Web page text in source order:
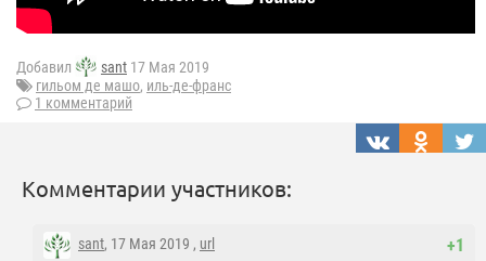
Добавил sant 17 Мая 2019
гильом де машо, иль-де-франс
1 комментарий
Комментарии участников:
+1
sant, 17 Мая 2019 , url